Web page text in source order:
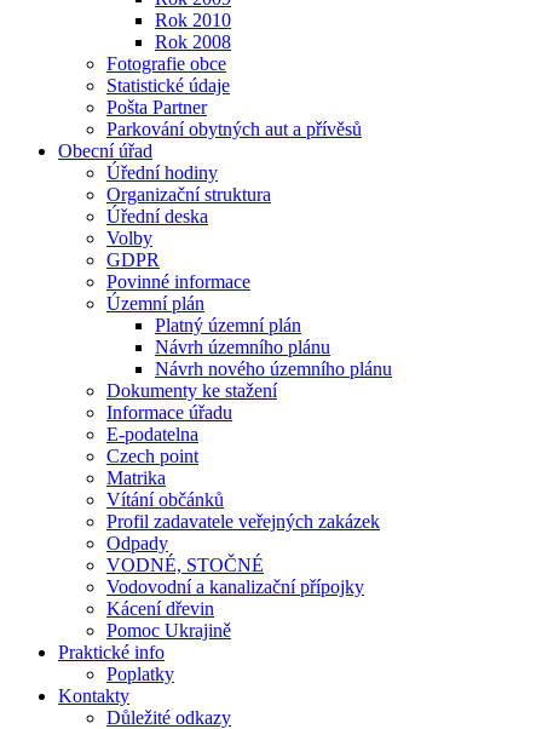
Rok 2010
Rok 2008
Fotografie obce
Statistické údaje
Pošta Partner
Parkování obytných aut a přívěsů
Obecní úřad
Úřední hodiny
Organizační struktura
Úřední deska
Volby
GDPR
Povinné informace
Územní plán
Platný územní plán
Návrh územního plánu
Návrh nového územního plánu
Dokumenty ke stažení
Informace úřadu
E-podatelna
Czech point
Matrika
Vítání občánků
Profil zadavatele veřejných zakázek
Odpady
VODNÉ, STOČNÉ
Vodovodní a kanalizační přípojky
Kácení dřevin
Pomoc Ukrajině
Praktické info
Poplatky
Kontakty
Důležité odkazy